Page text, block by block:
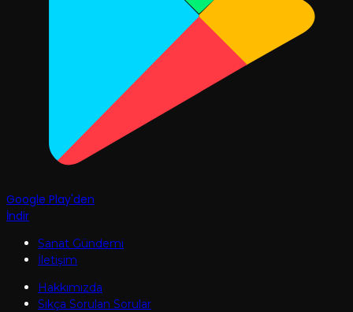
Google Play'den
İndir
Sanat Gündemi
İletişim
Hakkımızda
Sıkça Sorulan Sorular